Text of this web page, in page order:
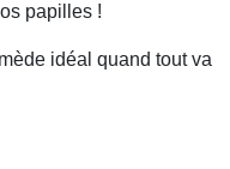
papilles !
idéal quand tout va